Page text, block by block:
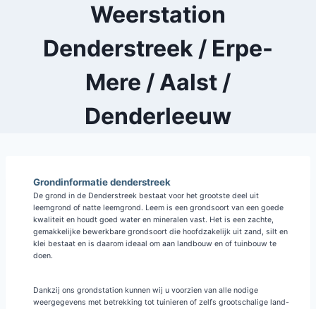
Weerstation
Denderstreek / Erpe-
Mere / Aalst /
Denderleeuw
Grondinformatie denderstreek
De grond in de Denderstreek bestaat voor het grootste deel uit
leemgrond of natte leemgrond. Leem is een grondsoort van een goede
kwaliteit en houdt goed water en mineralen vast. Het is een zachte,
gemakkelijke bewerkbare grondsoort die hoofdzakelijk uit zand, silt en
klei bestaat en is daarom ideaal om aan landbouw en of tuinbouw te
doen.
Dankzij ons grondstation kunnen wij u voorzien van alle nodige
weergegevens met betrekking tot tuinieren of zelfs grootschalige land-